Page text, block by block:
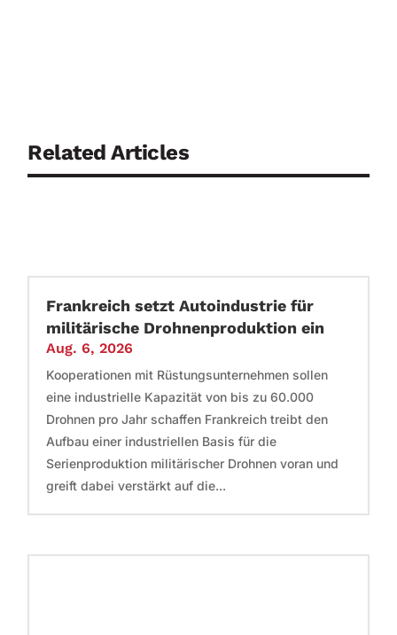
Related Articles
Frankreich setzt Autoindustrie für
militärische Drohnenproduktion ein
Aug. 6, 2026
Kooperationen mit Rüstungsunternehmen sollen
eine industrielle Kapazität von bis zu 60.000
Drohnen pro Jahr schaffen Frankreich treibt den
Aufbau einer industriellen Basis für die
Serienproduktion militärischer Drohnen voran und
greift dabei verstärkt auf die...